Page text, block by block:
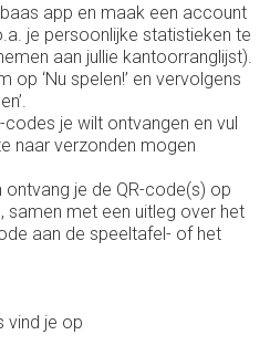
app en maak een account
je persoonlijke statistieken te
aan jullie kantoorranglijst).
op ‘Nu spelen!’ en vervolgens
codes je wilt ontvangen en vul
naar verzonden mogen
ontvang je de QR-code(s) op
samen met een uitleg over het
aan de speeltafel- of het
vind je op